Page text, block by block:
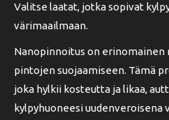
Valitse laatat, jotka sopivat
värimaailmaan.
Nanopinnoitus on erinomainen
pintojen suojaamiseen. Tämä
joka hylkii kosteutta ja likaa,
kylpyhuoneesi uudenveroisena